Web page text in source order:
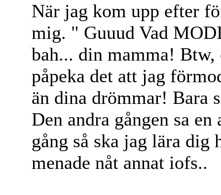
När jag kom upp efter
mig. " Guuud Vad
bah... din mamma!
påpeka det att jag
än dina drömmar! Bara
Den andra gången sa
gång så ska jag lära
menade nåt annat iofs..